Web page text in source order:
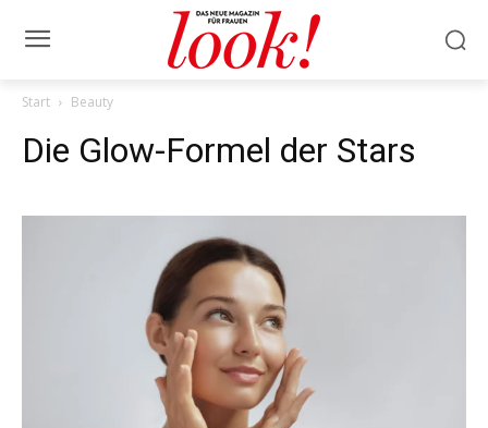
Start Beauty
Die Glow-Formel der Stars